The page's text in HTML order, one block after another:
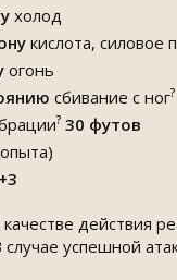
холод
кислота,
огонь
сбивание с ног?
? 30 футов
качестве действия
успешной